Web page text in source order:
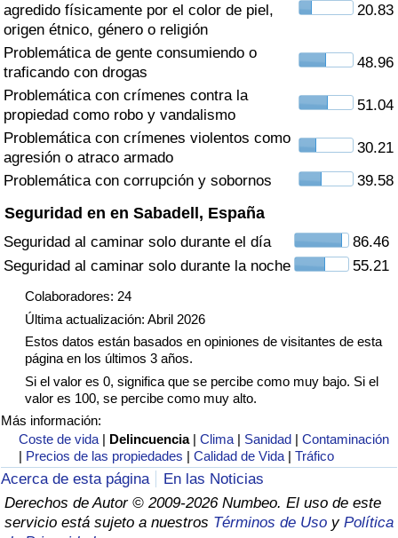
agredido físicamente por el color de piel,
origen étnico, género o religión
20.83
Problemática de gente consumiendo o
traficando con drogas
48.96
Problemática con crímenes contra la
propiedad como robo y vandalismo
51.04
Problemática con crímenes violentos como
agresión o atraco armado
30.21
Problemática con corrupción y sobornos
39.58
Seguridad en en Sabadell, España
Seguridad al caminar solo durante el día
86.46
Seguridad al caminar solo durante la noche
55.21
Colaboradores: 24
Última actualización: Abril 2026
Estos datos están basados en opiniones de visitantes de esta
página en los últimos 3 años.
Si el valor es 0, significa que se percibe como muy bajo. Si el
valor es 100, se percibe como muy alto.
Más información:
Coste de vida | Delincuencia |Clima | Sanidad |Contaminación
| Precios de las propiedades |Calidad de Vida |Tráfico
Acerca de esta página
En las Noticias
Derechos de Autor © 2009-2026 Numbeo. El uso de este
servicio está sujeto a nuestros Términos de Uso y Política
Índice de Contaminación (Actual)
Índice de contaminación
Índice de Contaminación por País
Tráfico
Índice de Tráfico
Índice de Tráfico (Actual)
Índice de Tráfico por País